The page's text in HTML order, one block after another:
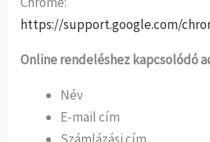
https://support.google.com/
Online rendeléshez kapcsolódó
Név
E-mail cím
Számlázási cím